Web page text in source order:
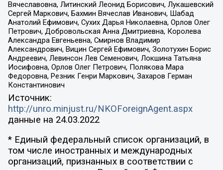
Вячеславовна, Литинский Леонид Борисович, Лукашевский
Сергей Маркович, Бахмин Вячеслав Иванович, Шабад
Анатолий Ефимович, Сухих Дарья Николаевна, Орлов Олег
Петрович, Добровольская Анна Дмитриевна, Королева
Александра Евгеньевна, Смирнов Владимир
Александрович, Вицин Сергей Ефимович, Золотухин Борис
Андреевич, Левинсон Лев Семенович, Локшина Татьяна
Иосифовна, Орлов Олег Петрович, Полякова Мара
Федоровна, Резник Генри Маркович, Захаров Герман
Константинович
Источник:
http://unro.minjust.ru/NKOForeignAgent.aspx
данные на 24.03.2022
* Единый федеральный список организаций, в
том числе иностранных и международных
организаций, признанных в соответствии с